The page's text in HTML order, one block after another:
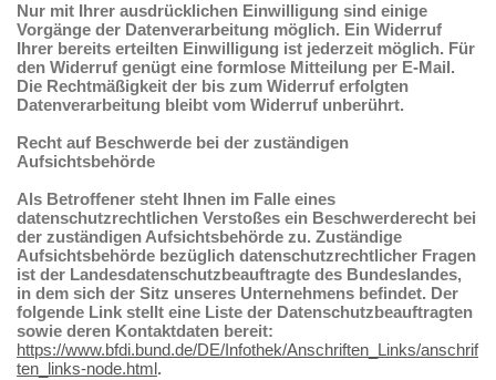
Nur mit Ihrer ausdrücklichen Einwilligung sind einige
Vorgänge der Datenverarbeitung möglich. Ein Widerruf
Ihrer bereits erteilten Einwilligung ist jederzeit möglich. Für
den Widerruf genügt eine formlose Mitteilung per E-Mail.
Die Rechtmäßigkeit der bis zum Widerruf erfolgten
Datenverarbeitung bleibt vom Widerruf unberührt.
Recht auf Beschwerde bei der zuständigen
Aufsichtsbehörde
Als Betroffener steht Ihnen im Falle eines
datenschutzrechtlichen Verstoßes ein Beschwerderecht bei
der zuständigen Aufsichtsbehörde zu. Zuständige
Aufsichtsbehörde bezüglich datenschutzrechtlicher Fragen
ist der Landesdatenschutzbeauftragte des Bundeslandes,
in dem sich der Sitz unseres Unternehmens befindet. Der
folgende Link stellt eine Liste der Datenschutzbeauftragten
sowie deren Kontaktdaten bereit:
https://www.bfdi.bund.de/DE/Infothek/Anschriften_Links/anschrif
ten_links-node.html.